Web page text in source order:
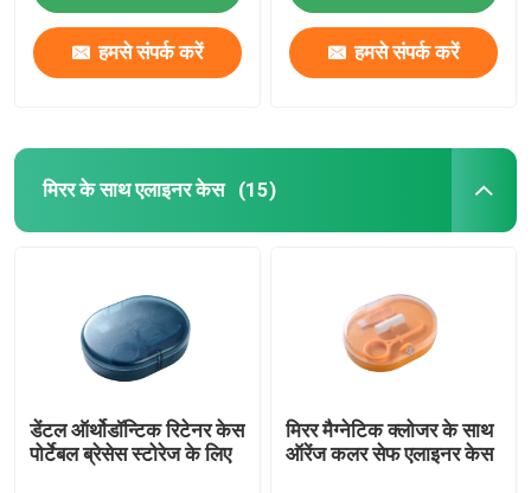
हमसे संपर्क करें हमसे संपर्क करें
मिरर के साथ एलाइनर केस (15)
डेंटल ऑर्थोडॉन्टिक रिटेनर केस
पोर्टेबल ब्रेसेस स्टोरेज के लिए
मिरर मैग्नेटिक क्लोजर के साथ
ऑरेंज कलर सेफ एलाइनर केस